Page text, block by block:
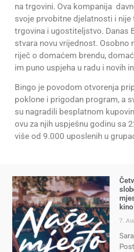
na trgovini. Ova kompanija
svoje prvobitne djelatnosti i nije
trgovina i ugostiteljstvo. Danas
stvara novu vrijednost. Osobno
riječ o domaćem brendu,
im puno uspjeha u radu i novih
Bingo je povodom otvorenja
poklone i prigodan program, a
su nagradili besplatnom
ovu za njih uspješnu godinu sa
više od 9.000 uposlenih u
7.